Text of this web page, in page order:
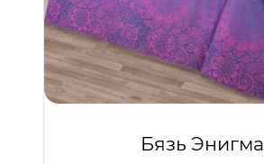
Бязь Энигма